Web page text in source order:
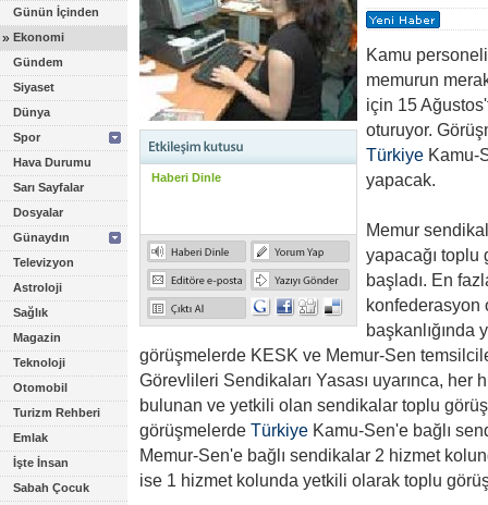
Günün İçinden
» Ekonomi
Gündem
Siyaset
Dünya
Spor
Hava Durumu
Sarı Sayfalar
Dosyalar
Günaydın
Televizyon
Astroloji
Sağlık
Magazin
Teknoloji
Otomobil
Turizm Rehberi
Emlak
İşte İnsan
Sabah Çocuk
Haberi Dinle
Kamu
memurun
için 15
oturuyor.
Türkiye Kamu-
yapacak.
Memur
yapacağı toplu
başladı. En
konfederasyon
başkanlığında
görüşmelerde KESK ve Memur-Sen
Görevlileri Sendikaları Yasası uyarınca, her
bulunan ve yetkili olan sendikalar toplu
görüşmelerde Türkiye Kamu-Sen'e bağlı
Memur-Sen'e bağlı sendikalar 2 hizmet
ise 1 hizmet kolunda yetkili olarak toplu